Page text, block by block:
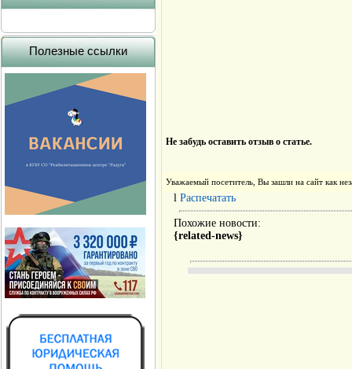
Полезные ссылки
Не забудь оставить отзыв о статье.
Уважаемый посетитель, Вы зашли на сайт как
l Распечатать
Похожие новости:
{related-news}